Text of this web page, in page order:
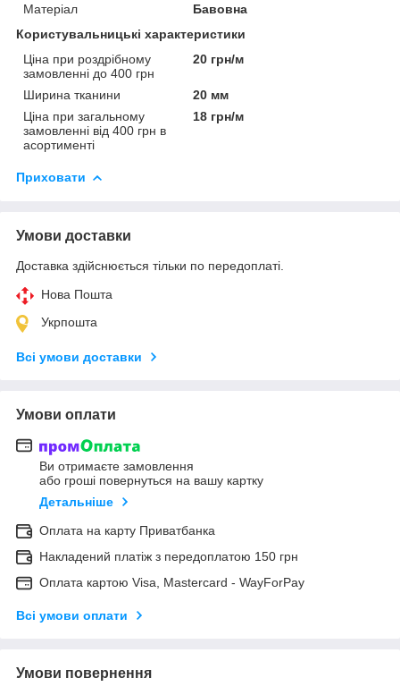
Матеріал
Бавовна
Користувальницькі характеристики
Ціна при роздрібному
замовленні до 400 грн
20 грн/м
Ширина тканини
20 мм
Ціна при загальному
замовленні від 400 грн в
асортименті
18 грн/м
Приховати
Умови доставки
Доставка здійснюється тільки по передоплаті.
Нова Пошта
Укрпошта
Всі умови доставки
Умови оплати
Ви отримаєте замовлення
або гроші повернуться на вашу картку
Детальніше
Оплата на карту Приватбанка
Накладений платіж з передоплатою 150 грн
Оплата картою Visa, Mastercard - WayForPay
Всі умови оплати
Умови повернення